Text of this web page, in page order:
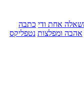
כתבה
אהבה ומפלצות נטפליקס